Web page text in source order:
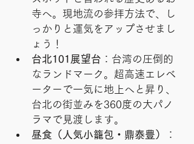
寺へ。現地流の参拝方法で、し
っかりと運気をアップさせまし
ょう！
台北101展望台 ：台湾の圧倒的
なランドマーク。超高速エレベ
ーターで一気に地上へと昇り、
台北の街並みを360度の大パノ
ラマで見渡します。
昼食（人気小籠包・鼎泰豊）
：